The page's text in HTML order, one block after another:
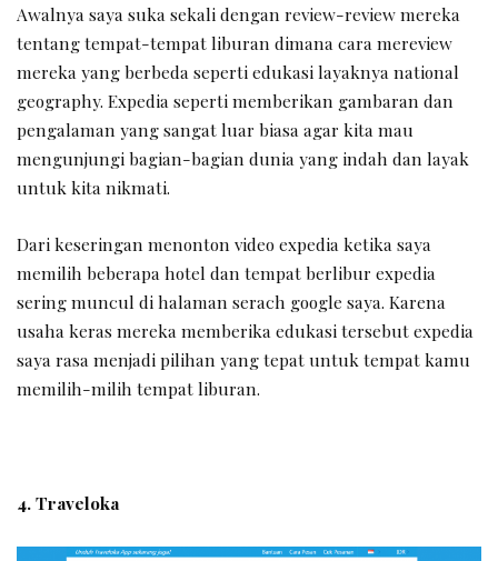
Awalnya saya suka sekali dengan review-review mereka
tentang tempat-tempat liburan dimana cara mereview
mereka yang berbeda seperti edukasi layaknya national
geography. Expedia seperti memberikan gambaran dan
pengalaman yang sangat luar biasa agar kita mau
mengunjungi bagian-bagian dunia yang indah dan layak
untuk kita nikmati.
Dari keseringan menonton video expedia ketika saya
memilih beberapa hotel dan tempat berlibur expedia
sering muncul di halaman serach google saya. Karena
usaha keras mereka memberika edukasi tersebut expedia
saya rasa menjadi pilihan yang tepat untuk tempat kamu
memilih-milih tempat liburan.
4. Traveloka